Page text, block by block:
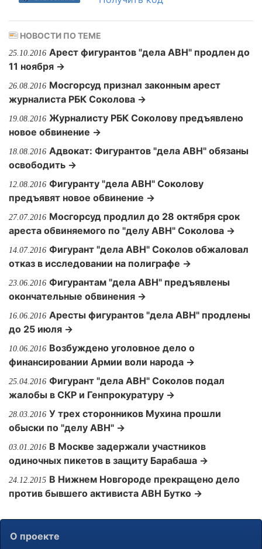
НОВОСТИ ПО ТЕМЕ
25.10.2016 Арест фигурантов "дела АВН" продлен до
11 ноября →
26.08.2016 Мосгорсуд признал законным арест
журналиста РБК Соколова →
19.08.2016 Журналисту РБК Соколову предъявлено
новое обвинение →
18.08.2016 Адвокат: Фигурантов "дела АВН" обязаны
освободить →
12.08.2016 Фигуранту "дела АВН" Соколову
предъявят новое обвинение →
27.07.2016 Мосгорсуд продлил до 28 октября срок
ареста обвиняемого по "делу АВН" Соколова →
14.07.2016 Фигурант "дела АВН" Соколов обжаловал
отказ в исследовании на полиграфе →
23.06.2016 Фигурантам "дела АВН" предъявлены
окончательные обвинения →
16.06.2016 Аресты фигурантов "дела АВН" продлены
до 25 июля →
10.06.2016 Возбуждено уголовное дело о
финансировании Армии воли народа →
25.04.2016 Фигурант "дела АВН" Соколов подал
жалобы в СКР и Генпрокуратуру →
28.03.2016 У трех сторонников Мухина прошли
обыски по "делу АВН" →
03.01.2016 В Москве задержали участников
одиночных пикетов в защиту Барабаша →
24.12.2015 В Нижнем Новгороде прекращено дело
против бывшего активиста АВН Бутко →
О проекте